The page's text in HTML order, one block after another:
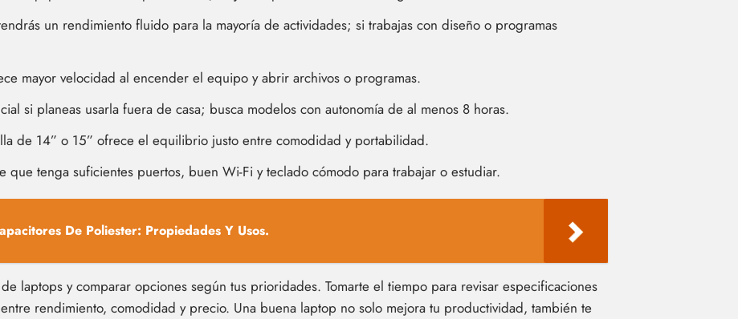
un rendimiento fluido para la mayoría de actividades; si trabajas con diseño o programas
mayor velocidad al encender el equipo y abrir archivos o programas.
si planeas usarla fuera de casa; busca modelos con autonomía de al menos 8 horas.
de 14” o 15” ofrece el equilibrio justo entre comodidad y portabilidad.
que tenga suficientes puertos, buen Wi-Fi y teclado cómodo para trabajar o estudiar.
De Poliester: Propiedades Y Usos.
laptops y comparar opciones según tus prioridades. Tomarte el tiempo para revisar especificaciones
rendimiento, comodidad y precio. Una buena laptop no solo mejora tu productividad, también te